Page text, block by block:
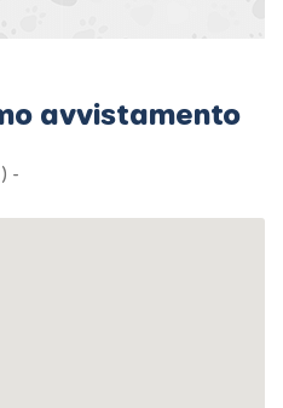
avvistamento
-